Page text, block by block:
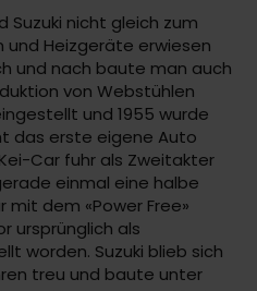
Suzuki nicht gleich zum
und Heizgeräte erwiesen
und nach baute man auch
von Webstühlen
und 1955 wurde
das erste eigene Auto
Car fuhr als Zweitakter
einmal eine halbe
mit dem «Power Free»
ursprünglich als
worden. Suzuki blieb sich
treu und baute unter